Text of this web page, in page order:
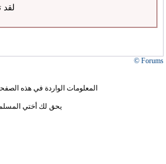
لقد
Forums ©
المعلومات الواردة في هذه
يحق لك أختي